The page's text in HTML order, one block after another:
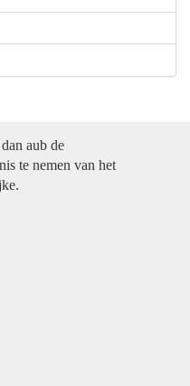
aub de
te nemen van het